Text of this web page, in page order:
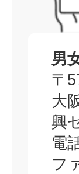
男
〒
大
興
電
フ